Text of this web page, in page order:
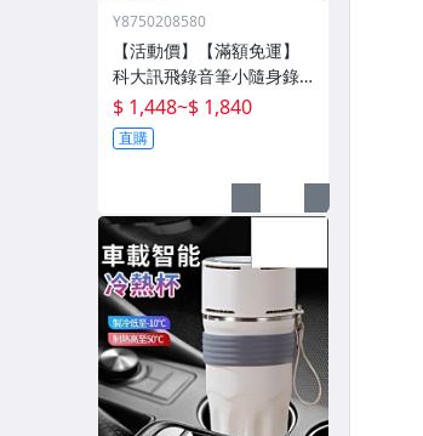
Y8750208580
【活動價】【滿額免運】
科大訊飛錄音筆小隨身錄
音器播放器設備神器專業
高清降噪轉文字超
$ 1,448~$ 1,840
直購